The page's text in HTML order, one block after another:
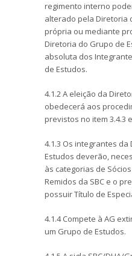
regimento interno
alterado pela Diretoria
própria ou mediante
Diretoria do Grupo de
absoluta dos
de Estudos.
4.1.2 A eleição da
obedecerá aos
previstos no item 3.4.3
4.1.3 Os integrantes
Estudos deverão,
às categorias de
Remidos da SBC e o
possuir Título de
4.1.4 Compete à AG
um Grupo de Estudos.